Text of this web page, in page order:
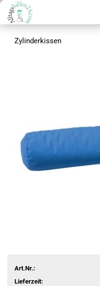
Zylinderkissen
Art.Nr.:
Lieferzeit: